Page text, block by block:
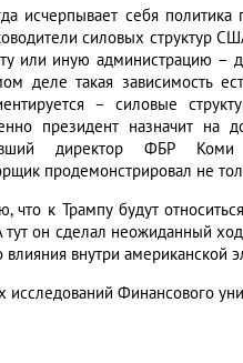
исчерпывает себя политика
силовых структур
или иную администрацию –
деле такая зависимость
– силовые
президент назначит на
директор ФБР Коми
продемонстрировал не
к Трампу будут
он сделал неожиданный
внутри американской
Финансового